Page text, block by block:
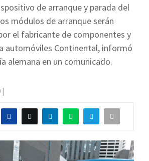
de arranque y parada del
módulos de arranque serán
el fabricante de componentes y
automóviles Continental, informó
alemana en un comunicado.
|